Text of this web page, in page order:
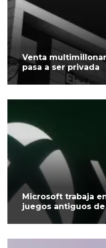
Venta
pasa a ser privada
Microsoft trabaja
juegos antiguos de